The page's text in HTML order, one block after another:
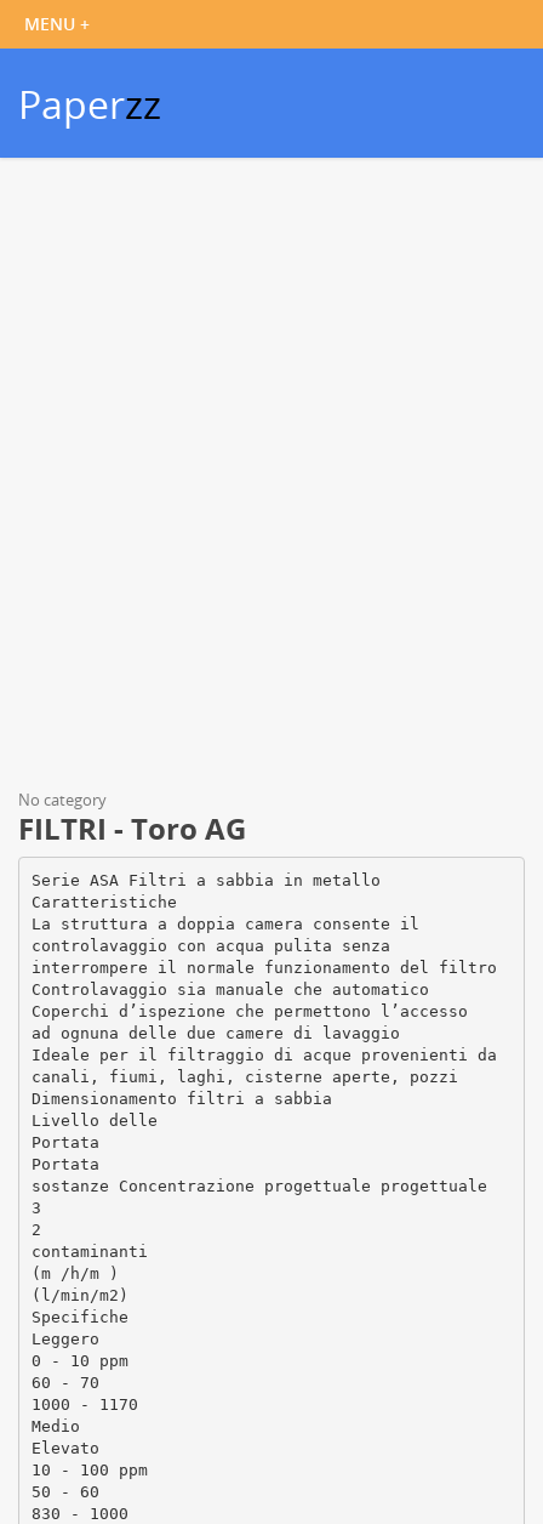
Paperzz
No category
FILTRI - Toro AG
Serie ASA Filtri a sabbia in metallo
Caratteristiche
La struttura a doppia camera consente il
controlavaggio con acqua pulita senza
interrompere il normale funzionamento del filtro
Controlavaggio sia manuale che automatico
Coperchi d’ispezione che permettono l’accesso
ad ognuna delle due camere di lavaggio
Ideale per il filtraggio di acque provenienti da
canali, fiumi, laghi, cisterne aperte, pozzi
Dimensionamento filtri a sabbia
Livello delle
Portata
Portata
sostanze Concentrazione progettuale progettuale
3
2
contaminanti
(m /h/m )
(l/min/m2)
Specifiche
Leggero
0 - 10 ppm
60 - 70
1000 - 1170
Medio
Elevato
10 - 100 ppm
50 - 60
830 - 1000